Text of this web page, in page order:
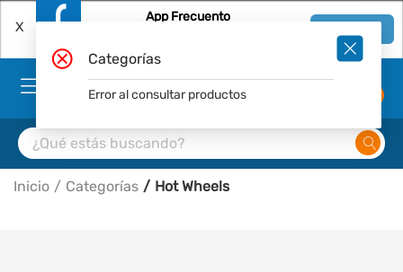
X
App Frecuento
Inicio Categorías Hot Wheels
Categorías
Error al consultar productos